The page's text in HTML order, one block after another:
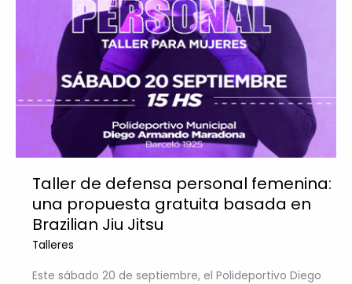
Taller de defensa personal femenina:
una propuesta gratuita basada en
Brazilian Jiu Jitsu
Talleres
Este sábado 20 de septiembre, el Polideportivo Diego